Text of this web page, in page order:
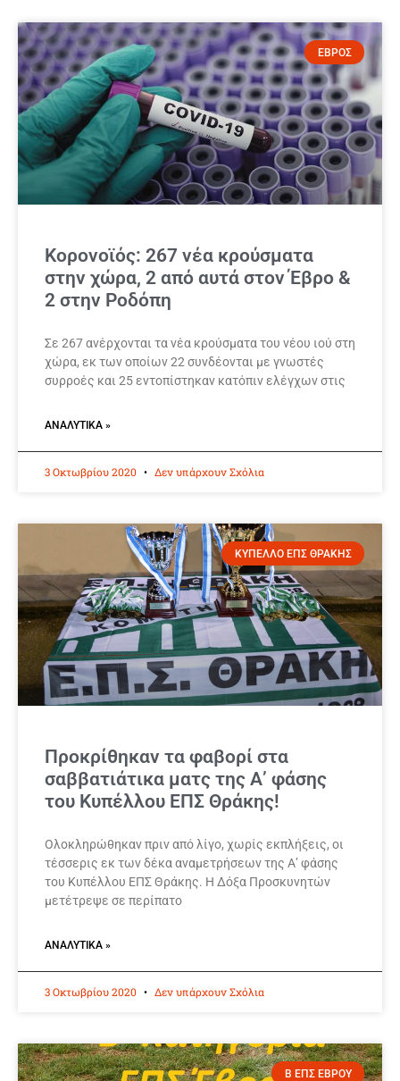
ΕΒΡΟΣ
Κορονοϊός: 267 νέα κρούσματα
στην χώρα, 2 από αυτά στον Έβρο &
2 στην Ροδόπη
Σε 267 ανέρχονται τα νέα κρούσματα του νέου ιού στη
χώρα, εκ των οποίων 22 συνδέονται με γνωστές
συρροές και 25 εντοπίστηκαν κατόπιν ελέγχων στις
ΑΝΑΛΥΤΙΚΆ »
3 Οκτωβρίου 2020 Δεν υπάρχουν Σχόλια
ΚΥΠΕΛΛΟ ΕΠΣ ΘΡΑΚΗΣ
Προκρίθηκαν τα φαβορί στα
σαββατιάτικα ματς της Α’ φάσης
του Κυπέλλου ΕΠΣ Θράκης!
Ολοκληρώθηκαν πριν από λίγο, χωρίς εκπλήξεις, οι
τέσσερις εκ των δέκα αναμετρήσεων της Α’ φάσης
του Κυπέλλου ΕΠΣ Θράκης. Η Δόξα Προσκυνητών
μετέτρεψε σε περίπατο
ΑΝΑΛΥΤΙΚΆ »
3 Οκτωβρίου 2020 Δεν υπάρχουν Σχόλια
Β ΕΠΣ ΕΒΡΟΥ